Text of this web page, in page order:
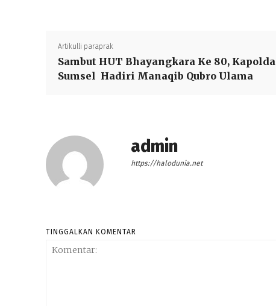
Artikulli paraprak
Sambut HUT Bhayangkara Ke 80, Kapolda
Sumsel Hadiri Manaqib Qubro Ulama
admin
https://halodunia.net
TINGGALKAN KOMENTAR